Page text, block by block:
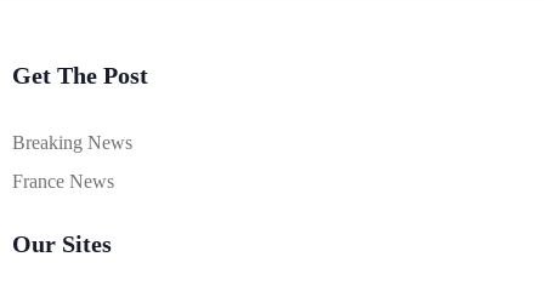
Get The Post
Breaking News
France News
Our Sites